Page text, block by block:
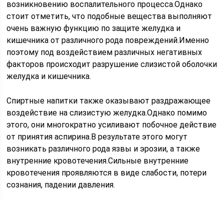
возникновению воспалительного процесса.Однако
стоит отметить, что подобные вещества выполняют
очень важную функцию по защите желудка и
кишечника от различного рода повреждений.Именно
поэтому под воздействием различных негативных
факторов происходит разрушение слизистой оболочки
желудка и кишечника.
Спиртные напитки также оказывают раздражающее
воздействие на слизистую желудка.Однако помимо
этого, они многократно усиливают побочное действие
от принятия аспирина.В результате этого могут
возникать различного рода язвы и эрозии, а также
внутренние кровотечения.Сильные внутренние
кровотечения проявляются в виде слабости, потери
сознания, падении давления.